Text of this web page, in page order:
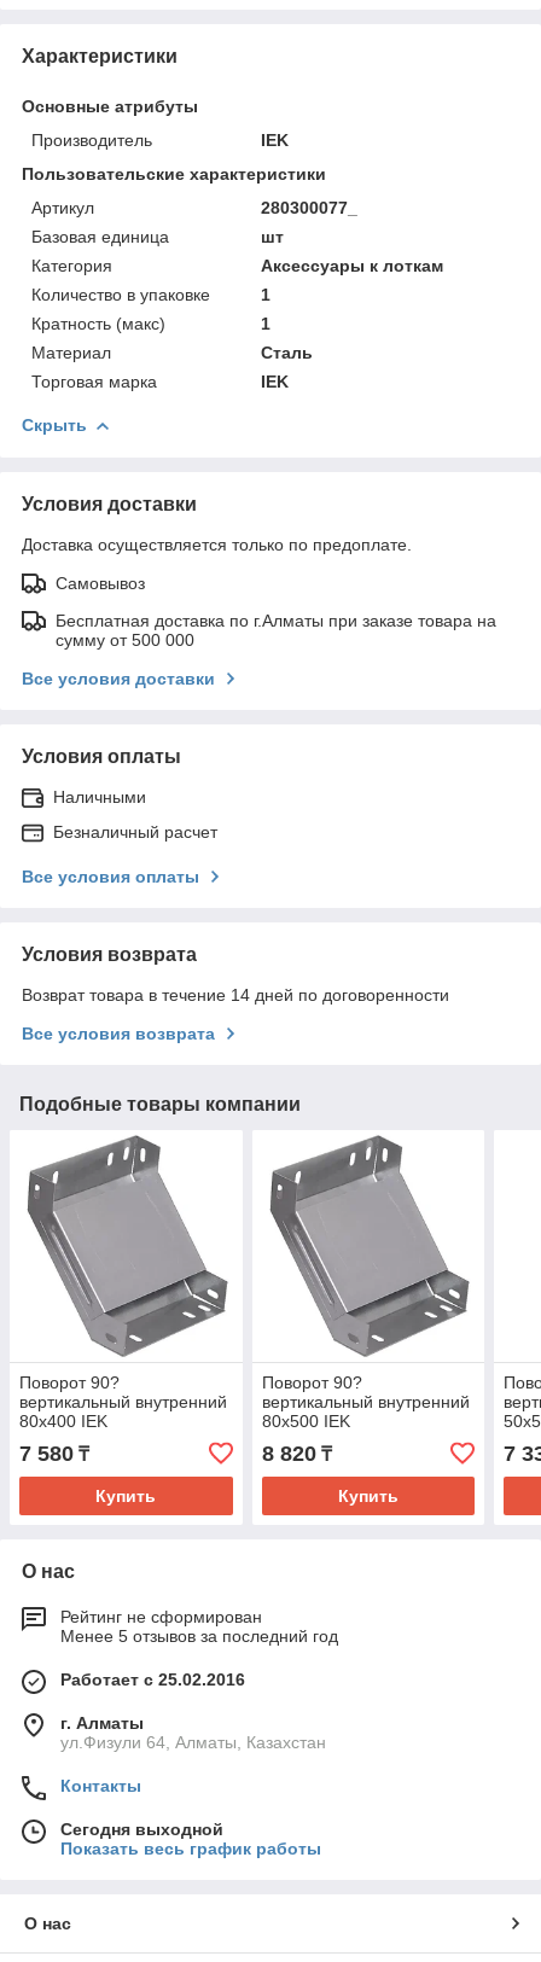
Характеристики
Основные атрибуты
Производитель
IEK
Пользовательские характеристики
Артикул
280300077_
Базовая единица
шт
Категория
Аксессуары к лоткам
Количество в упаковке
1
Кратность (макс)
1
Материал
Сталь
Торговая марка
IEK
Скрыть
Условия доставки
Доставка осуществляется только по предоплате.
Самовывоз
Бесплатная доставка по г.Алматы при заказе товара на
сумму от 500 000
Все условия доставки
Условия оплаты
Наличными
Безналичный расчет
Все условия оплаты
Условия возврата
Возврат товара в течение 14 дней по договоренности
Все условия возврата
Подобные товары компании
Поворот 90?
вертикальный внутренний
80х400 IEK
7 580 ₸
Купить
Поворот 90?
вертикальный внутренний
80х500 IEK
8 820₸
Купить
7
О нас
Рейтинг не сформирован
Менее 5 отзывов за последний год
Работает с 25.02.2016
г. Алматы
ул.Физули 64, Алматы, Казахстан
Контакты
Сегодня выходной
Показать весь график работы
О нас